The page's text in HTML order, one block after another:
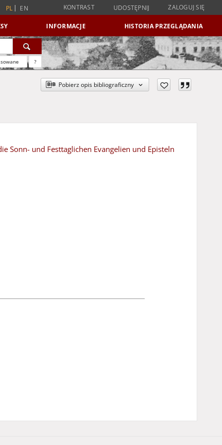
PL EN KONTRAST UDOSTĘPNIJ ZALOGUJ SIĘ
INFORMACJE HISTORIA PRZEGLĄDANIA
?
Pobierz opis bibliograficzny
Sonn- und Festtaglichen Evangelien und Episteln